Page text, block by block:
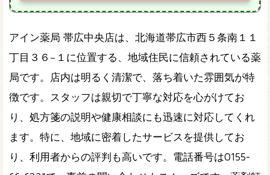
アイン薬局 帯広中央店は、北海道帯広市西５条南１１
丁目３６−１に位置する、地域住民に信頼されている薬
局です。店内は明るく清潔で、落ち着いた雰囲気が特
徴です。スタッフは親切で丁寧な対応を心がけてお
り、処方箋の説明や健康相談にも迅速に対応してくれ
ます。特に、地域に密着したサービスを提供してお
り、利用者からの評判も高いです。電話番号は0155-